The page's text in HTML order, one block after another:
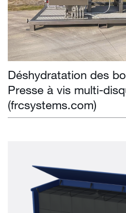
Déshydratation des
Presse à vis multi-
(frcsystems.com)